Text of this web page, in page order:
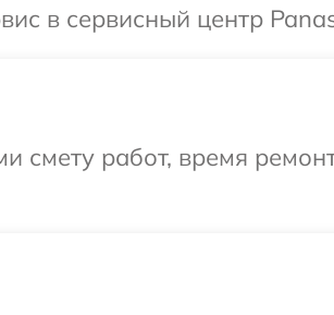
в сервисный центр
смету работ, время